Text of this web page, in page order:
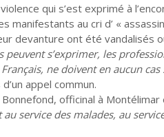
qui s’est exprimé à
au cri d’ «
devanture ont été vandalisés
s’exprimer, les
ne doivent en aucun
appel commun.
officinal à Montélimar
au service des malades, au